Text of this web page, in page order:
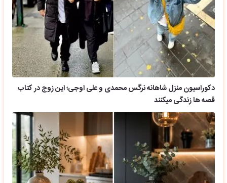
دکوراسیون منزل شاهانه نرگس محمدی و علی اوجی؛ این زوج در کتاب
قصه ها زندگی میکنند